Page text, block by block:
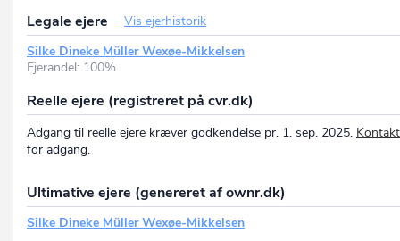
Legale ejere
Vis ejerhistorik
Silke Dineke Müller Wexøe-Mikkelsen
Ejerandel: 100%
Reelle ejere (registreret på cvr.dk)
Adgang til reelle ejere kræver godkendelse pr. 1. sep. 2025.
for adgang.
Ultimative ejere (genereret af ownr.dk)
Silke Dineke Müller Wexøe-Mikkelsen